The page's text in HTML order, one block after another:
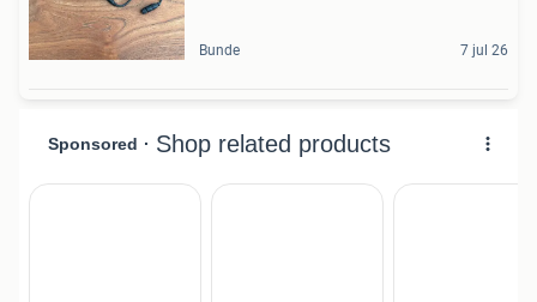
Bunde 7 jul 26